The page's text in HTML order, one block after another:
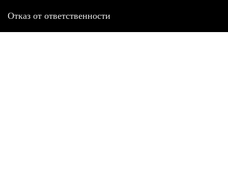
Отказ от ответственности